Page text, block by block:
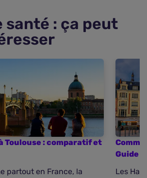
santé : ça peut
Toulouse : comparatif et
partout en France, la
Guide
Les